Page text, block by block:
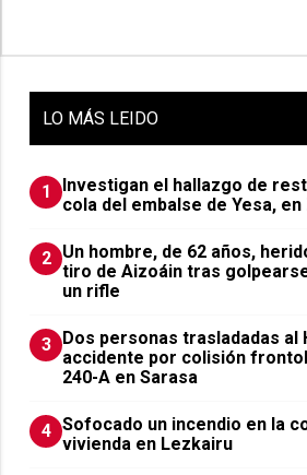
LO MÁS LEIDO
1
Investigan el hallazgo de
cola del embalse de Yesa,
2 Un hombre, de 62 años,
tiro de Aizoáin tras
un rifle
3 ​Dos personas trasladadas al
accidente por colisión
240-A en Sarasa
4 Sofocado un incendio en la
vivienda en Lezkairu